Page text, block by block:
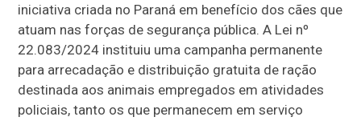
iniciativa criada no Paraná em benefício dos cães que
atuam nas forças de segurança pública. A Lei nº
22.083/2024 instituiu uma campanha permanente
para arrecadação e distribuição gratuita de ração
destinada aos animais empregados em atividades
policiais, tanto os que permanecem em serviço